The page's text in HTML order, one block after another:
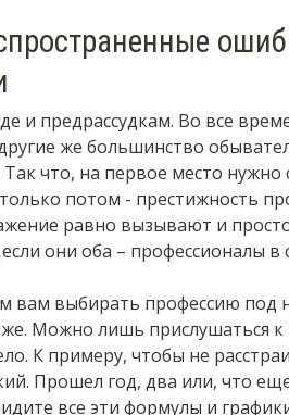
и предрассудкам. Во все
же большинство
что, на первое место нужно
потом - престижность
равно вызывают и
они оба – профессионалы в
вам выбирать профессию под
Можно лишь прислушаться
К примеру, чтобы не
Прошел год, два или, что
все эти формулы и